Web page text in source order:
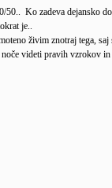
Ko zadeva dejansko
je..
živim znotraj tega,
videti pravih vzrokov